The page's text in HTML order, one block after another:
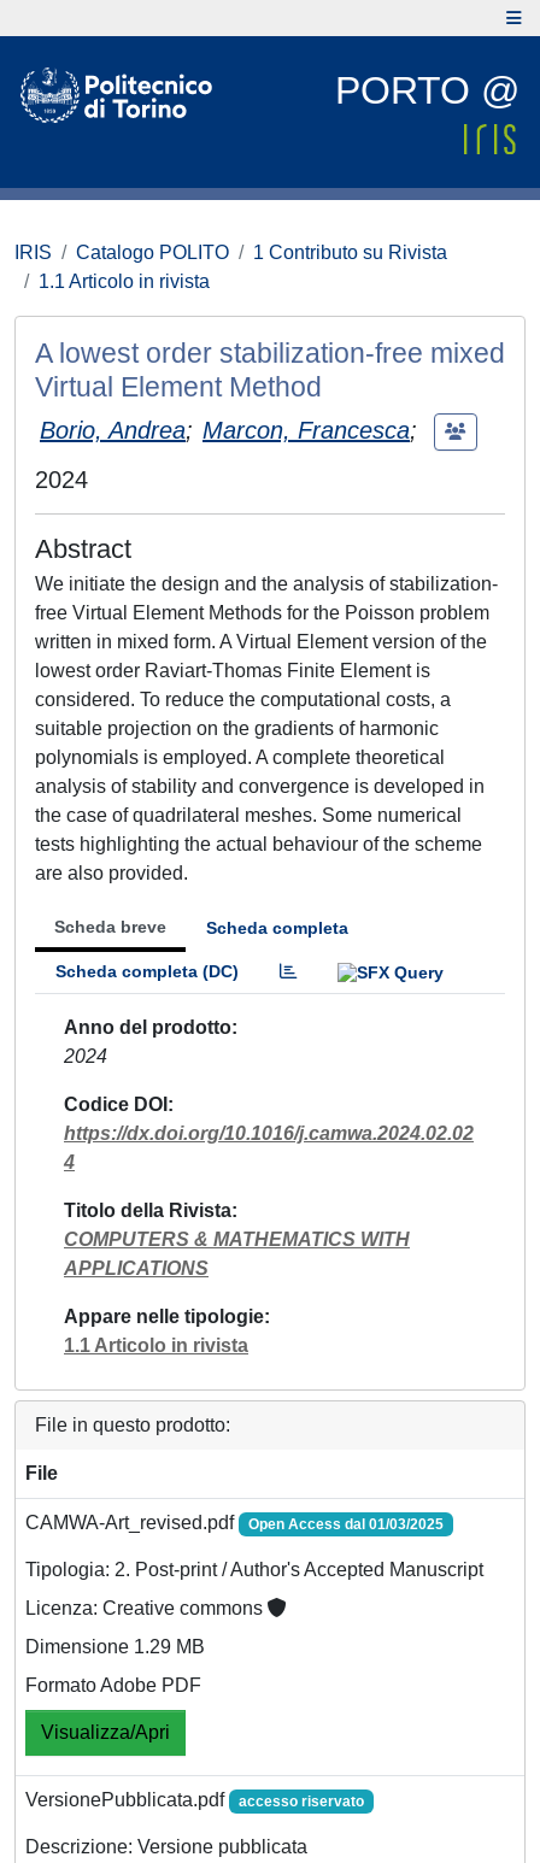
PORTO @
IRIS Catalogo POLITO
1 Contributo su Rivista
1.1 Articolo in rivista
A lowest order stabilization-free mixed
Virtual Element Method
Borio, Andrea; Marcon, Francesca;
2024
Abstract
We initiate the design and the analysis of stabilization-
free Virtual Element Methods for the Poisson problem
written in mixed form. A Virtual Element version of the
lowest order Raviart-Thomas Finite Element is
considered. To reduce the computational costs, a
suitable projection on the gradients of harmonic
polynomials is employed. A complete theoretical
analysis of stability and convergence is developed in
the case of quadrilateral meshes. Some numerical
tests highlighting the actual behaviour of the scheme
are also provided.
Scheda breve Scheda completa
Scheda completa (DC)
Anno del prodotto
2024
Codice DOI
https://dx.doi.org/10.1016/j.camwa.2024.02.02
4
Titolo della Rivista
COMPUTERS & MATHEMATICS WITH
APPLICATIONS
Appare nelle tipologie
1.1 Articolo in rivista
File in questo prodotto:
File
CAMWA-Art_revised.pdf Open Access dal 01/03/2025
Tipologia: 2. Post-print / Author's Accepted Manuscript
Licenza: Creative commons
Dimensione 1.29 MB
Formato Adobe PDF
Visualizza/Apri
VersionePubblicata.pdf accesso riservato
Descrizione: Versione pubblicata